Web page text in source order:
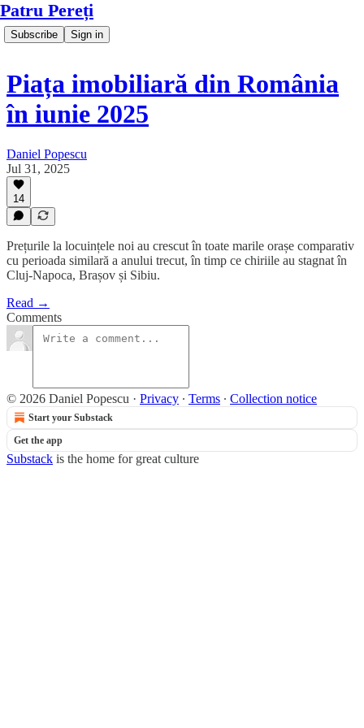
Patru Pereți
Subscribe Sign in
Piața imobiliară din România
în iunie 2025
Daniel Popescu
Jul 31, 2025
14
Prețurile la locuințele noi au crescut în toate marile orașe comparativ
cu perioada similară a anului trecut, în timp ce chiriile au stagnat în
Cluj-Napoca, Brașov și Sibiu.
Read →
Comments
© 2026 Daniel Popescu · Privacy ∙ Terms ∙ Collection notice
Start your Substack
Get the app
Substack is the home for great culture